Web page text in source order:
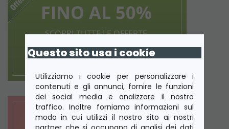
Questo sito usa i cookie
Utilizziamo i cookie per personalizzare i
contenuti e gli annunci, fornire le funzioni
dei social media e analizzare il nostro
traffico. Inoltre forniamo informazioni sul
modo in cui utilizzi il nostro sito ai nostri